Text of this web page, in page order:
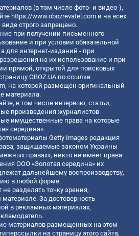
(в том числе фото- и видео-),
https://www.obozrevatel.com и на всех
строго запрещено.
при получении письменного
и при условии обязательной
для интернет-изданий - при
на их использование и при
прямой, открытой для поисковых
OBOZ.UA по ссылке
, на которой размещен оригинальный
материала.
в том числе интервью, статьи,
произведения журналистов
имущественные права на которые
середина».
Getty Images редакция
защищаемые законом Украины
правах», никто не имеет права
ООО «Золотая середина» их
дальнейшему воспроизводству,
в любой форме.
разделять точку зрения,
За достоверность
в рекламных материалах,
материалов размещенных на этом
на страницу этого сайта,